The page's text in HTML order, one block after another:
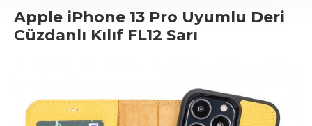
Apple iPhone 13 Pro Uyumlu Deri
Cüzdanlı Kılıf FL12 Sarı